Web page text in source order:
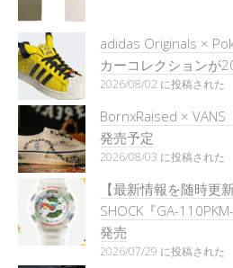
adidas Originals ×
カーコレクションが
2026/08/02 に投稿された
BornxRaised ×
発売予定
2026/08/03 に投稿された
【最新情報を随時更
SHOCK『GA-
発売
2026/07/29 に投稿された